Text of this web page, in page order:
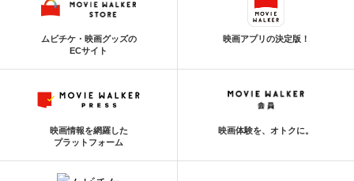
ムビチケ・映画グッズの
ECサイト
映画アプリの決定版！
映画情報を網羅した
プラットフォーム
映画体験を、オトクに。